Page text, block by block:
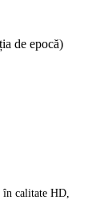
de epocă)
calitate HD,